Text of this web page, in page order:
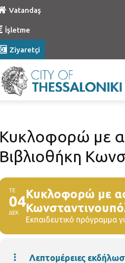
Vatandaş
İşletme
Ziyaretçi
Κυκλοφορώ με
Βιβλιοθήκη
ΤΕ
04
ΔΕΚ
Κυκλοφορώ με
Εκπαιδευτικό πρόγραμμα
Λεπτομέρειες